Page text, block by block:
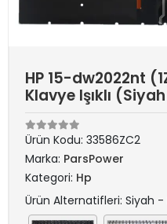
HP 15-dw2022nt
Klavye Işıklı
Ürün Kodu: 33586ZC2
Marka: ParsPower
Kategori: Hp
Ürün Alternatifleri: Siyah -